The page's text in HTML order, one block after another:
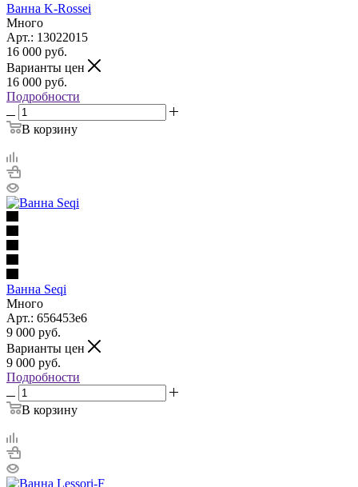
Ванна K-Rossei
Много
Арт.: 13022015
16 000 руб.
Варианты цен
16 000 руб.
Подробности
В корзину
Ванна Seqi
Много
Арт.: 656453е6
9 000 руб.
Варианты цен
9 000 руб.
Подробности
В корзину